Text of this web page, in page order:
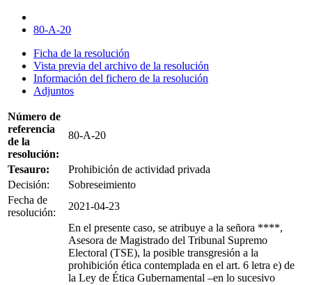
80-A-20
Ficha de la resolución
Vista previa del archivo de la resolución
Información del fichero de la resolución
Adjuntos
Número de
referencia
de la
resolución:
80-A-20
Tesauro:
Prohibición de actividad privada
Decisión:
Sobreseimiento
Fecha de
resolución:
2021-04-23
En el presente caso, se atribuye a la señora ****,
Asesora de Magistrado del Tribunal Supremo
Electoral (TSE), la posible transgresión a la
prohibición ética contemplada en el art. 6 letra e) de
la Ley de Ética Gubernamental –en lo sucesivo